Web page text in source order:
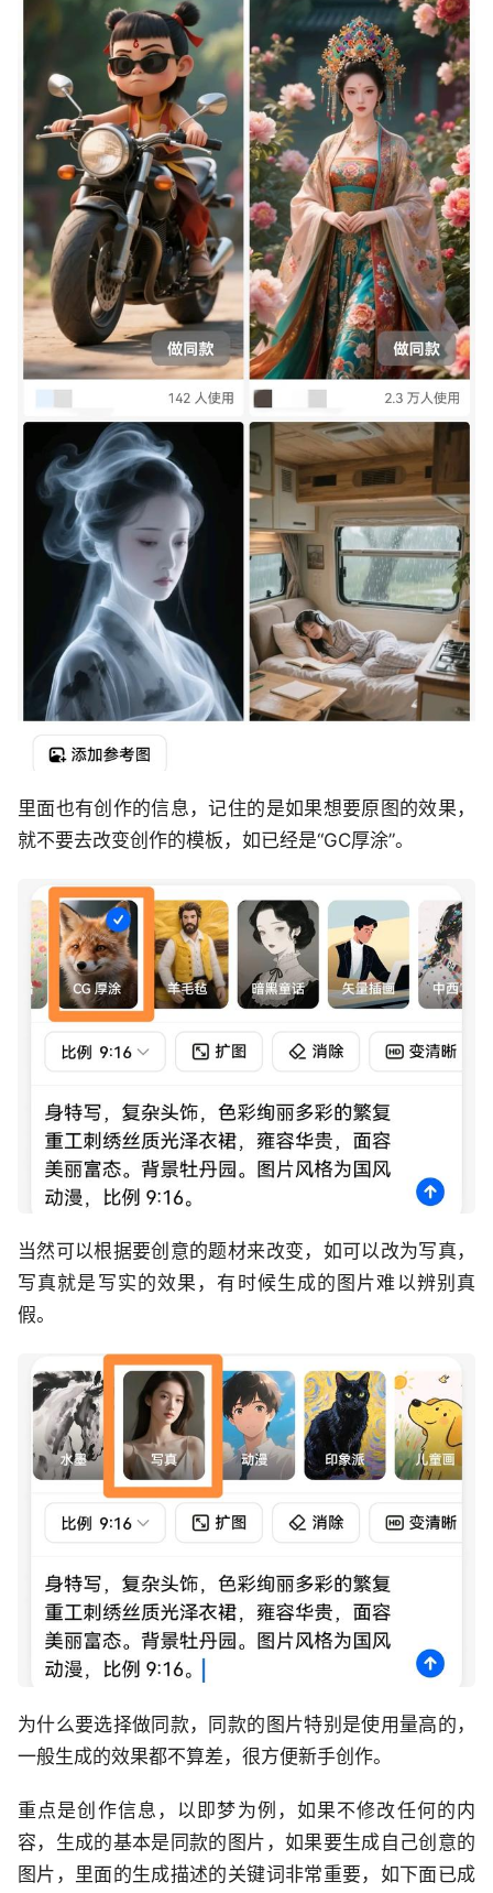
里面也有创作的信息，记住的是如果想要原图的效果，
就不要去改变创作的模板，如已经是“GC厚涂”。
当然可以根据要创意的题材来改变，如可以改为写真，
写真就是写实的效果，有时候生成的图片难以辨别真
假。
为什么要选择做同款，同款的图片特别是使用量高的，
一般生成的效果都不算差，很方便新手创作。
重点是创作信息，以即梦为例，如果不修改任何的内
容，生成的基本是同款的图片，如果要生成自己创意的
图片，里面的生成描述的关键词非常重要，如下面已成